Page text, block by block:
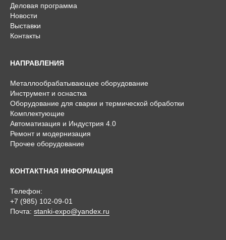
Деловая программа
Новости
Выставки
Контакты
НАПРАВЛЕНИЯ
Металлообрабатывающее оборудование
Инструмент и оснастка
Оборудование для сварки и термической обработки
Комплектующие
Автоматизация и Индустрия 4.0
Ремонт и модернизация
Прочее оборудование
КОНТАКТНАЯ ИНФОРМАЦИЯ
Телефон:
+7 (985) 102-09-01
Почта: stanki-expo@yandex.ru